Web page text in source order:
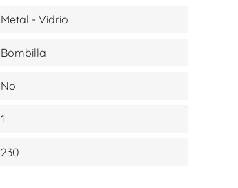
Metal - Vidrio
Bombilla
No
1
230